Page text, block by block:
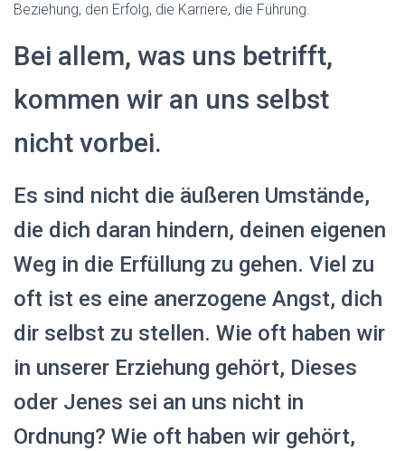
Beziehung, den Erfolg, die Karriere, die Führung.
Bei allem, was uns betrifft,
kommen wir an uns selbst
nicht vorbei.
Es sind nicht die äußeren Umstände,
die dich daran hindern, deinen eigenen
Weg in die Erfüllung zu gehen. Viel zu
oft ist es eine anerzogene Angst, dich
dir selbst zu stellen. Wie oft haben wir
in unserer Erziehung gehört, Dieses
oder Jenes sei an uns nicht in
Ordnung? Wie oft haben wir gehört,